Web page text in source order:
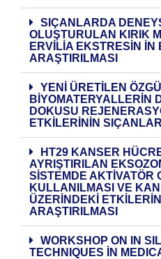
SIÇANLARDA
OLUŞTURULAN KIRIK
ERVİLİA EKSTRESİN İN
ARAŞTIRILMASI
YENİ ÜRETİLEN
BİYOMATERYALLERİN
DOKUSU
ETKİLERİNİN
HT29 KANSER
AYRIŞTIRILAN
SİSTEMDE AKTİVATÖR
KULLANILMASI VE
ÜZERİNDEKİ
ARAŞTIRILMASI
WORKSHOP ON IN
TECHNIQUES İN